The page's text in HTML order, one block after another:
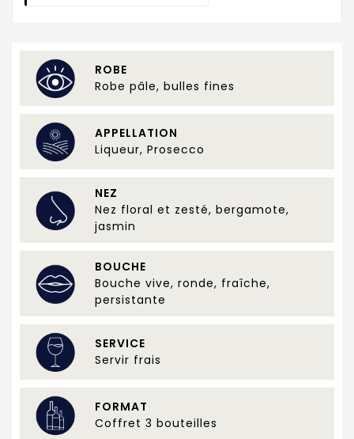
ROBE
Robe pâle, bulles fines
APPELLATION
Liqueur, Prosecco
NEZ
Nez floral et zesté, bergamote,
jasmin
BOUCHE
Bouche vive, ronde, fraîche,
persistante
SERVICE
Servir frais
FORMAT
Coffret 3 bouteilles